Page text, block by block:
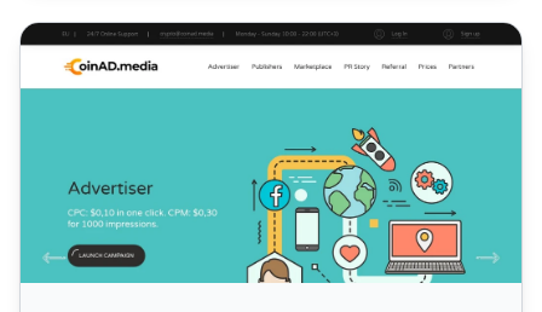
Programa de Afiliados CoinAd